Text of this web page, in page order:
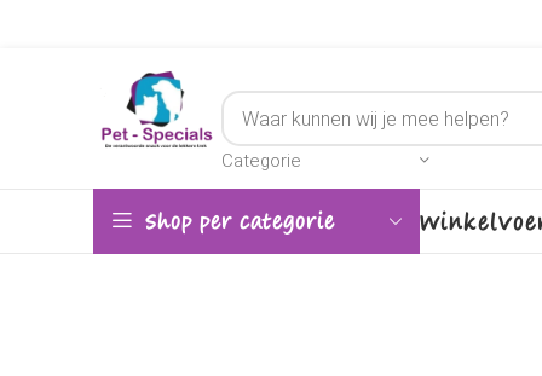
Categorie
Shop per categorie Winkel